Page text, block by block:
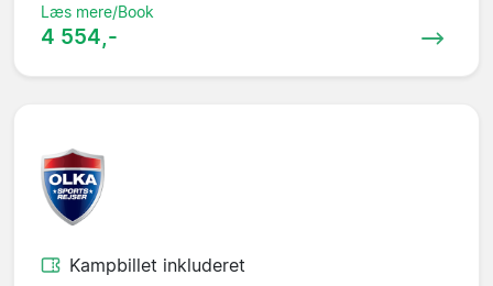
Læs mere/Book
4 554,-
Kampbillet inkluderet